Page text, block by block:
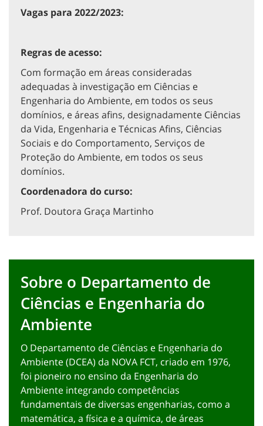
Vagas para 2022/2023:
Regras de acesso:
Com formação em áreas consideradas
adequadas à investigação em Ciências e
Engenharia do Ambiente, em todos os seus
domínios, e áreas afins, designadamente Ciências
da Vida, Engenharia e Técnicas Afins, Ciências
Sociais e do Comportamento, Serviços de
Proteção do Ambiente, em todos os seus
domínios.
Coordenadora do curso:
Prof. Doutora Graça Martinho
Sobre o Departamento de
Ciências e Engenharia do
Ambiente
O Departamento de Ciências e Engenharia do
Ambiente (DCEA) da NOVA FCT, criado em 1976,
foi pioneiro no ensino da Engenharia do
Ambiente integrando competências
fundamentais de diversas engenharias, como a
matemática, a física e a química, de áreas